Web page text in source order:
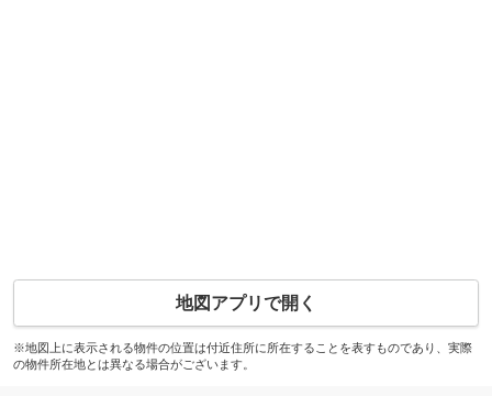
地図アプリで開く
※地図上に表示される物件の位置は付近住所に所在することを表すものであり、実際
の物件所在地とは異なる場合がございます。